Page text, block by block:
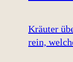
Kräuter
rein,